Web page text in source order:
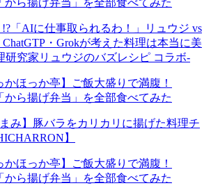
!?「AIに仕事取られるわ！」リュウジ vs
・Grokが考えた料理は本当に美
研究家リュウジのバズレシピ コラボ-
まみ】豚バラをカリカリに揚げた料理チ
】